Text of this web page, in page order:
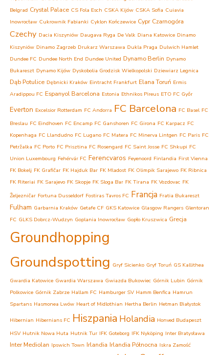
Belgrad Crystal Palace CS Fola Esch CSKA Kijów CSKA Sofia Cuiavia
Inowrocław Cukrownik Fabianki Cyklon Kończewice Cypr Czarnogóra
Czechy Dacia Kiszyniów Daugava Ryga De Valk Diana Katowice Dinamo
Kiszyniów Dinamo Zagrzeb Drukarz Warszawa Dukla Praga Dulwich Hamlet
Dundee FC Dundee North End Dundee United Dynamo Berlin Dynamo
Bukareszt Dynamo Kijów Dyskobolia Grodzisk Wielkopolski Dziewiarz Legnica
Dąb Potulice Dębnicki Kraków Eintracht Frankfurt Elana Toruń Ermis
Aradippou FC Espanyol Barcelona Estonia Ethnikos Pireus ETO FC Győr
Everton Excelsior Rotterdam FC Andorra FC Barcelona FC Basel FC
Breslau FC Eindhoven FC Encamp FC Ganshoren FC Girona FC Karpacz FC
Kopenhaga FC Llandudno FC Lugano FC Matera FC Minerva Lintgen FC Paris FC
Petržalka FC Porto FC Prisztina FC Rosengard FC Saint Josse FC Shkupi FC
Union Luxembourg Fehérvár FC Ferencvaros Feyenoord Finlandia First Vienna
FK Bokelj FK Grafičar FK Hajduk Bar FK Mladost FK Olimpik Sarajewo FK Ribnica
FK Riteriai FK Sarajevo FK Skopje FK Sloga Bar FK Tirana FK Vozdovac FK
Željezničar Fortuna Dusseldorf Fostiras Tavros FC Francja Fratia Bukareszt
Fulham Garbarnia Kraków Getafe CF GKS Katowice Glasgow Rangers Glentoran
FC GLKS Dobrcz-Wudzyn Goplania Inowrocław Gopło Kruszwica Grecja
Groundhopping
Groundspotting Gryf Sicienko Gryf Toruń GS Kallithea
Gwardia Katowice Gwardia Warszawa Gwiazda Bukowiec Górnik Lubin Górnik
Polkowice Górnik Zabrze Hallam FC Hamburger SV Hamm Benfica Hamrun
Spartans Hasmonea Lwów Heart of Midlothian Hertha Berlin Hetman Białystok
Hibernian Hibernians FC Hiszpania Holandia Honved Budapeszt
HSV Hutnik Nowa Huta Hutnik Tur IFK Goteborg IFK Nyköping Inter Bratysława
Inter Mediolan Ipswich Town Irlandia Irlandia Północna Iskra Zamość